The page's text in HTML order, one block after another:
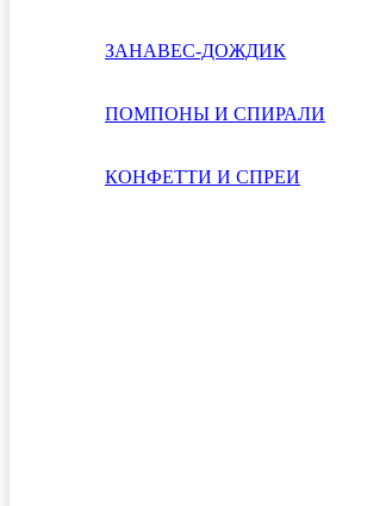
ЗАНАВЕС-ДОЖДИК
ПОМПОНЫ И СПИРАЛИ
КОНФЕТТИ И СПРЕИ